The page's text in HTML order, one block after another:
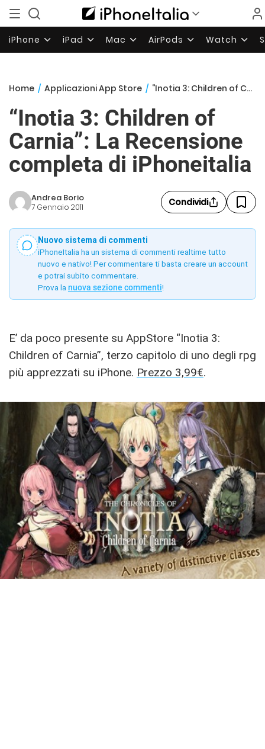
iPhone iPad Mac AirPods Watch
Home / Applicazioni App Store / “Inotia 3: Children of Carnia”: La Recensione completa di iPhoneitalia
“Inotia 3: Children of
Carnia”: La Recensione
completa di iPhoneitalia
Andrea Borio
7 Gennaio 2011 Condividi
Nuovo sistema di commenti
iPhoneItalia ha un sistema di commenti realtime tutto
nuovo e nativo! Per commentare ti basta creare un account
e potrai subito commentare.
Prova la nuova sezione commenti!
E’ da poco presente su AppStore “Inotia 3:
Children of Carnia”, terzo capitolo di uno degli rpg
più apprezzati su iPhone. Prezzo 3,99€.